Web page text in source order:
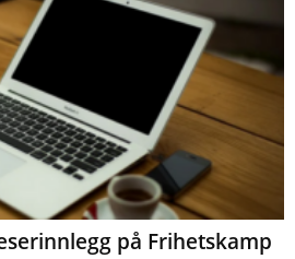
på Frihetskamp